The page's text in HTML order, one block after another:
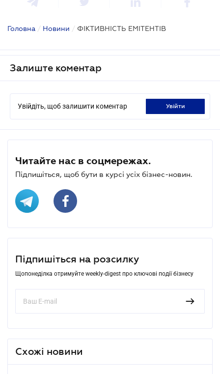
Головна / Новини / ФІКТИВНІСТЬ ЕМІТЕНТІВ
Залиште коментар
Увійдіть, щоб залишити коментар увійти
Читайте нас в соцмережах.
Підпишіться, щоб бути в курсі усіх бізнес-новин.
Підпишіться на розсилку
Щопонеділка отримуйте weekly-digest про ключові події бізнесу
Схожі новини